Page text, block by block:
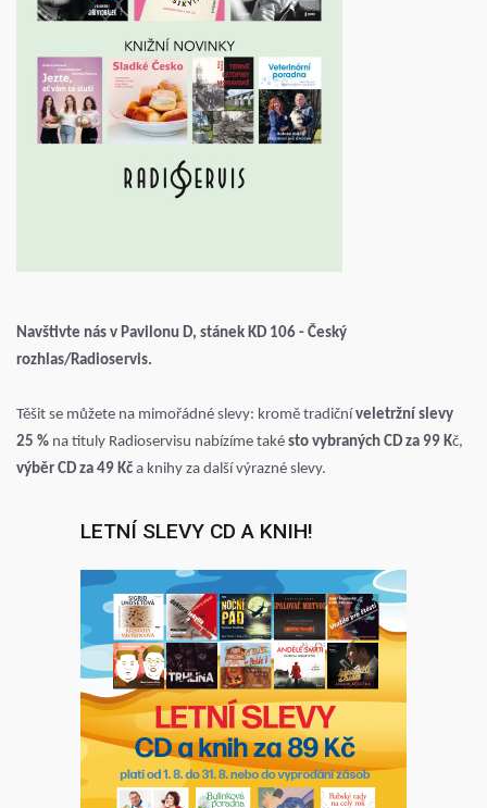
Navštivte nás v Pavilonu D, stánek KD 106 - Český
rozhlas/Radioservis.
Těšit se můžete na mimořádné slevy: kromě tradiční veletržní slevy
25 % na tituly Radioservisu nabízíme také sto vybraných CD za 99 Kč,
výběr CD za 49 Kč a knihy za další výrazné slevy.
LETNÍ SLEVY CD A KNIH!